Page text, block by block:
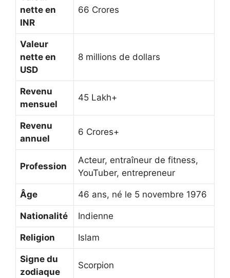
nette en
INR
66 Crores
Valeur
nette en
USD
8 millions de dollars
Revenu
mensuel
45 Lakh+
Revenu
annuel
6 Crores+
Profession
Acteur, entraîneur de fitness,
YouTuber, entrepreneur
Âge 46 ans, né le 5 novembre 1976
Nationalité Indienne
Religion Islam
Signe du
zodiaque
Scorpion